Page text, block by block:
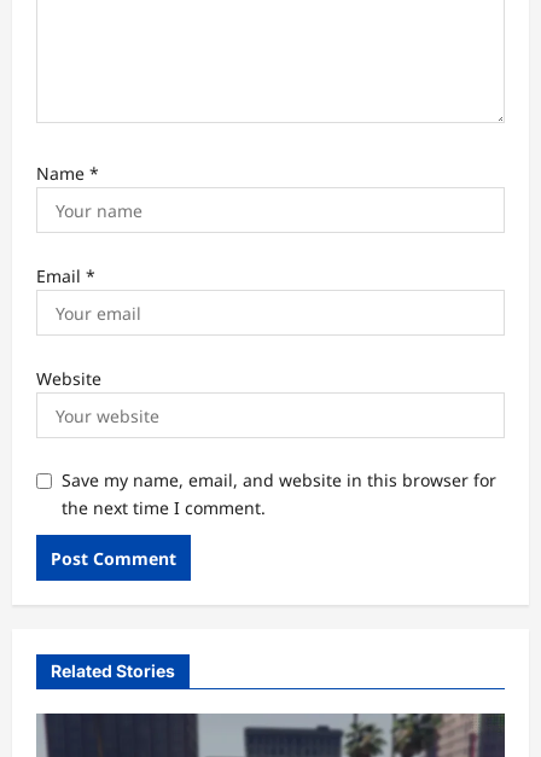
Name *
Email *
Website
Save my name, email, and website in this browser for
the next time I comment.
Related Stories